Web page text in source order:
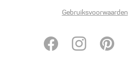
Gebruiksvoorwaarden